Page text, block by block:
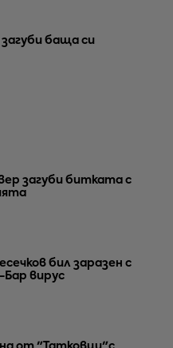
баща си
загуби битката с
бил заразен с
вирус